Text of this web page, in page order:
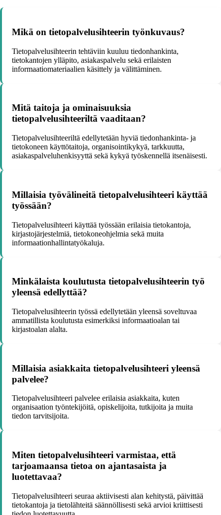
Mikä on tietopalvelusihteerin työnkuvaus?
Tietopalvelusihteerin tehtäviin kuuluu tiedonhankinta,
tietokantojen ylläpito, asiakaspalvelu sekä erilaisten
informaatiomateriaalien käsittely ja välittäminen.
Mitä taitoja ja ominaisuuksia
tietopalvelusihteeriltä vaaditaan?
Tietopalvelusihteeriltä edellytetään hyviä tiedonhankinta- ja
tietokoneen käyttötaitoja, organisointikykyä, tarkkuutta,
asiakaspalveluhenkisyyttä sekä kykyä työskennellä itsenäisesti.
Millaisia työvälineitä tietopalvelusihteeri käyttää
työssään?
Tietopalvelusihteeri käyttää työssään erilaisia tietokantoja,
kirjastojärjestelmiä, tietokoneohjelmia sekä muita
informaationhallintatyökaluja.
Minkälaista koulutusta tietopalvelusihteerin työ
yleensä edellyttää?
Tietopalvelusihteerin työssä edellytetään yleensä soveltuvaa
ammatillista koulutusta esimerkiksi informaatioalan tai
kirjastoalan alalta.
Millaisia asiakkaita tietopalvelusihteeri yleensä
palvelee?
Tietopalvelusihteeri palvelee erilaisia asiakkaita, kuten
organisaation työntekijöitä, opiskelijoita, tutkijoita ja muita
tiedon tarvitsijoita.
Miten tietopalvelusihteeri varmistaa, että
tarjoamaansa tietoa on ajantasaista ja
luotettavaa?
Tietopalvelusihteeri seuraa aktiivisesti alan kehitystä, päivittää
tietokantoja ja tietolähteitä säännöllisesti sekä arvioi kriittisesti